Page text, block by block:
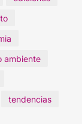
ambiente
tendencias